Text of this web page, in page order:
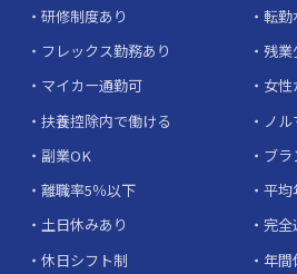
研修制度あり
転勤
フレックス勤務あり
残業
マイカー通勤可
女
扶養控除内で働ける
ノ
副業OK
ブ
離職率5％以下
平均
土日休みあり
完全
休日シフト制
年間